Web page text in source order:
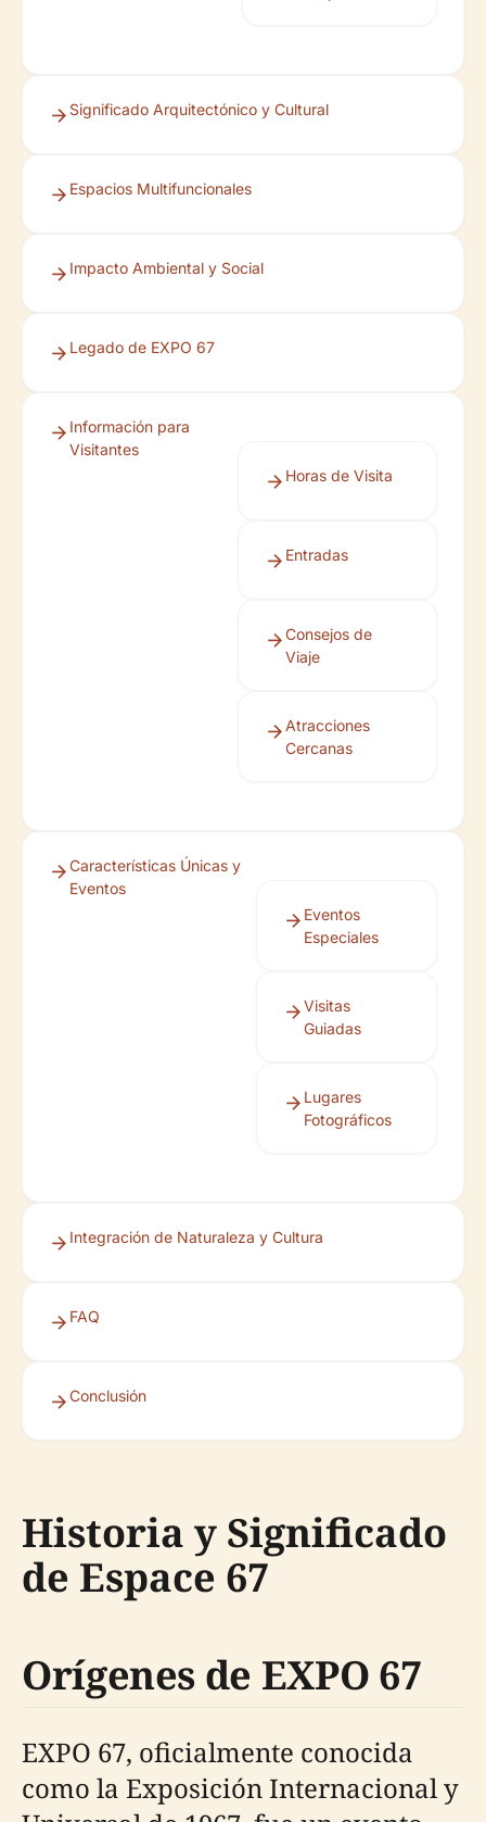
Significado Arquitectónico y Cultural
Espacios Multifuncionales
Impacto Ambiental y Social
Legado de EXPO 67
Información para
Visitantes
Horas de Visita
Entradas
Consejos de
Viaje
Atracciones
Cercanas
Características Únicas y
Eventos
Eventos
Especiales
Visitas
Guiadas
Lugares
Fotográficos
Integración de Naturaleza y Cultura
FAQ
Conclusión
Historia y Significado
de Espace 67
Orígenes de EXPO 67
EXPO 67, oficialmente conocida
como la Exposición Internacional y